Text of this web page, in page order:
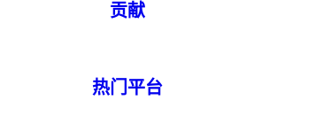
贡献
热门平台